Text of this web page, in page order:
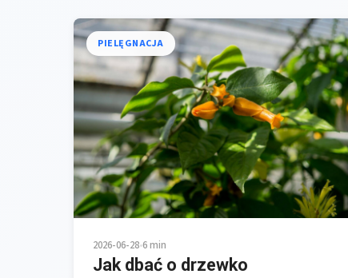
PIELĘGNACJA
2026-06-28•6 min
Jak dbać o drzewko